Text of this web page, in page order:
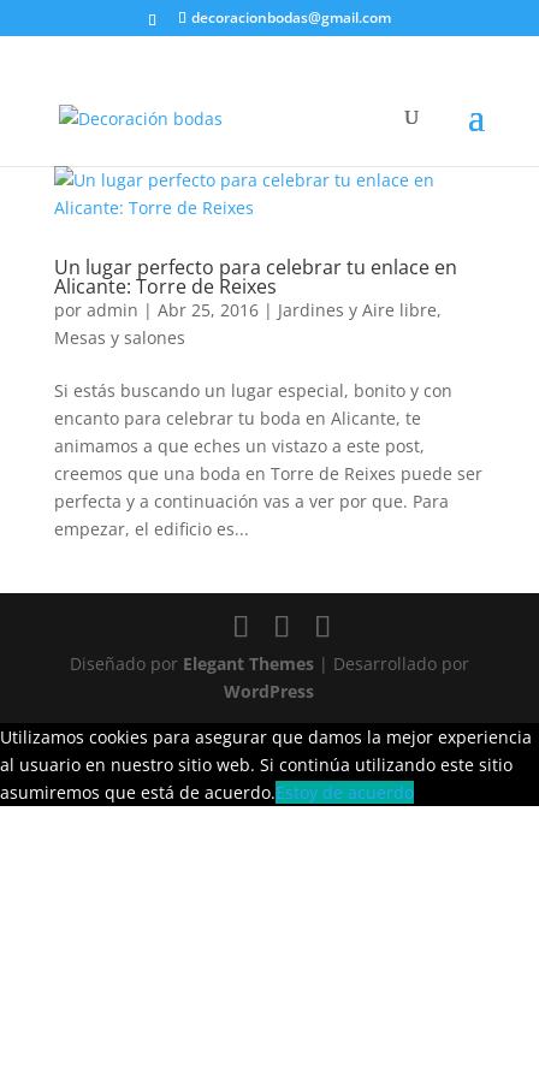
decoracionbodas@gmail.com
Un lugar perfecto para celebrar tu enlace en
Alicante: Torre de Reixes
por admin | Abr 25, 2016| Jardines y Aire libre,
Mesas y salones
Si estás buscando un lugar especial, bonito y con
encanto para celebrar tu boda en Alicante, te
animamos a que eches un vistazo a este post,
creemos que una boda en Torre de Reixes puede ser
perfecta y a continuación vas a ver por que. Para
empezar, el edificio es...
Diseñado por Elegant Themes| Desarrollado por
WordPress
Utilizamos cookies para asegurar que damos la mejor experiencia
al usuario en nuestro sitio web. Si continúa utilizando este sitio
asumiremos que está de acuerdo.Estoy de acuerdo